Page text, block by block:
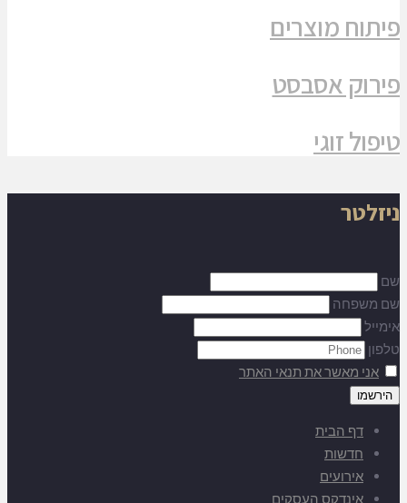
פיתוח מוצרים
פירוק אסבסט
טיפול זוגי
ניזלטר
שם
שם משפחה
אימייל
טלפון
אני מאשר את תנאי האתר
דף הבית
חדשות
אירועים
אינדקס העסקים